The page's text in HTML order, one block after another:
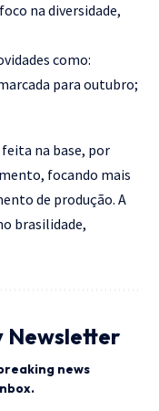
na diversidade,
como:
para outubro;
na base, por
focando mais
de produção. A
brasilidade,
Newsletter
news